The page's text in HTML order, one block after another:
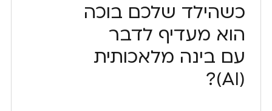
כשהילד שלכם בוכה
הוא מעדיף לדבר
עם בינה מלאכותית
(AI)?